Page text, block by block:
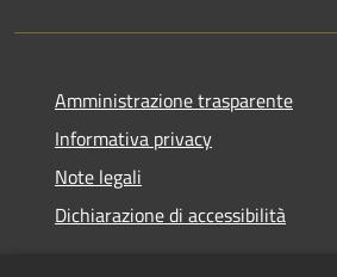
Amministrazione trasparente
Informativa privacy
Note legali
Dichiarazione di accessibilità